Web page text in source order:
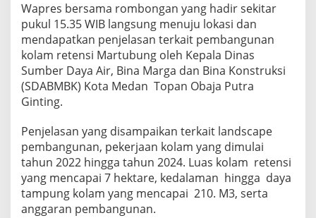
n
u
T
a
m
o
l
a
m
R
e
t
Wapres bersama rombongan yang hadir sekitar
pukul 15.35 WIB langsung menuju lokasi dan
mendapatkan penjelasan terkait pembangunan
kolam retensi Martubung oleh Kepala Dinas
Sumber Daya Air, Bina Marga dan Bina Konstruksi
(SDABMBK) Kota Medan Topan Obaja Putra
Ginting.
Penjelasan yang disampaikan terkait landscape
pembangunan, pekerjaan kolam yang dimulai
tahun 2022 hingga tahun 2024. Luas kolam retensi
yang mencapai 7 hektare, kedalaman hingga daya
tampung kolam yang mencapai 210. M3, serta
anggaran pembangunan.